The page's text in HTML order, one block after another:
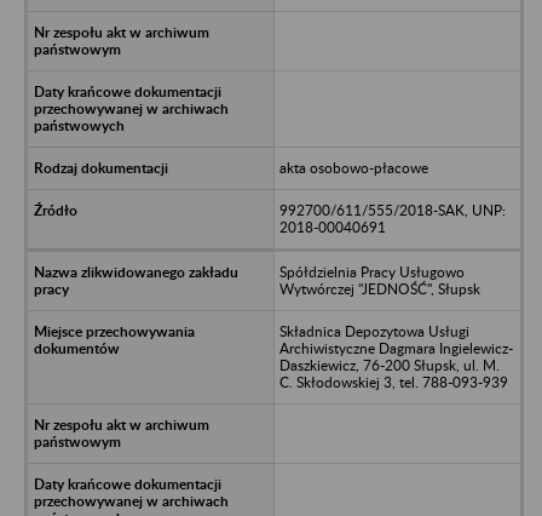
akta osobowo-płacowe
992700/611/555/2018-SAK, UNP:
2018-00040691
Spółdzielnia Pracy Usługowo
Wytwórczej "JEDNOŚĆ", Słupsk
Składnica Depozytowa Usługi
Archiwistyczne Dagmara Ingielewicz-
Daszkiewicz, 76-200 Słupsk, ul. M.
C. Skłodowskiej 3, tel. 788-093-939